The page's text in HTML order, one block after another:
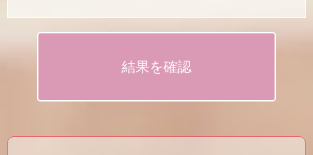
結果を確認